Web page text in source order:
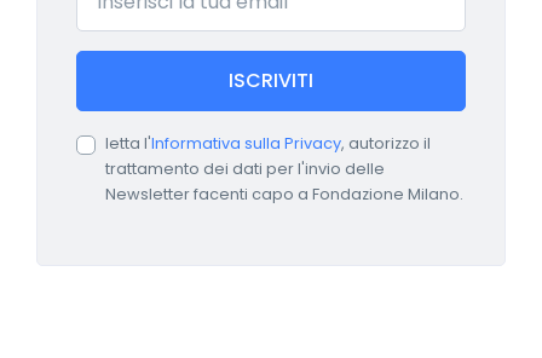
ISCRIVITI
letta l'Informativa sulla Privacy, autorizzo il
trattamento dei dati per l'invio delle
Newsletter facenti capo a Fondazione Milano.